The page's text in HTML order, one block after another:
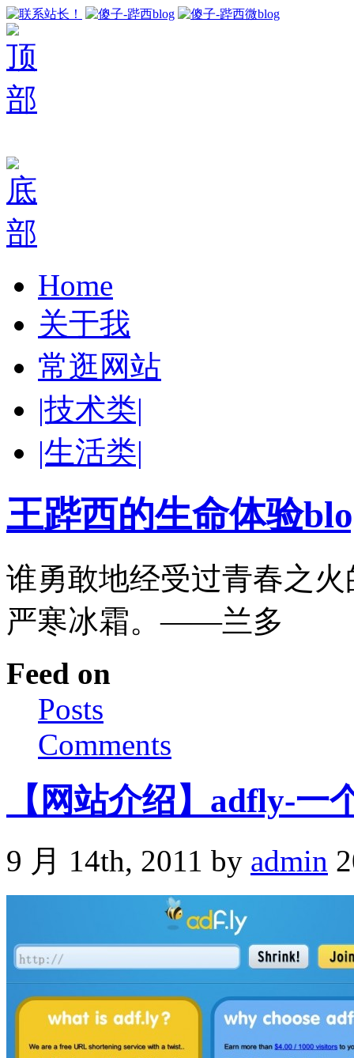
Home
关于我
常逛网站
|技术类|
|生活类|
王跸西的生命体验
谁勇敢地经受过青春之
严寒冰霜。——兰多
Feed on
Posts
Comments
【网站介绍】adfly-一
9 月 14th, 2011 by admin